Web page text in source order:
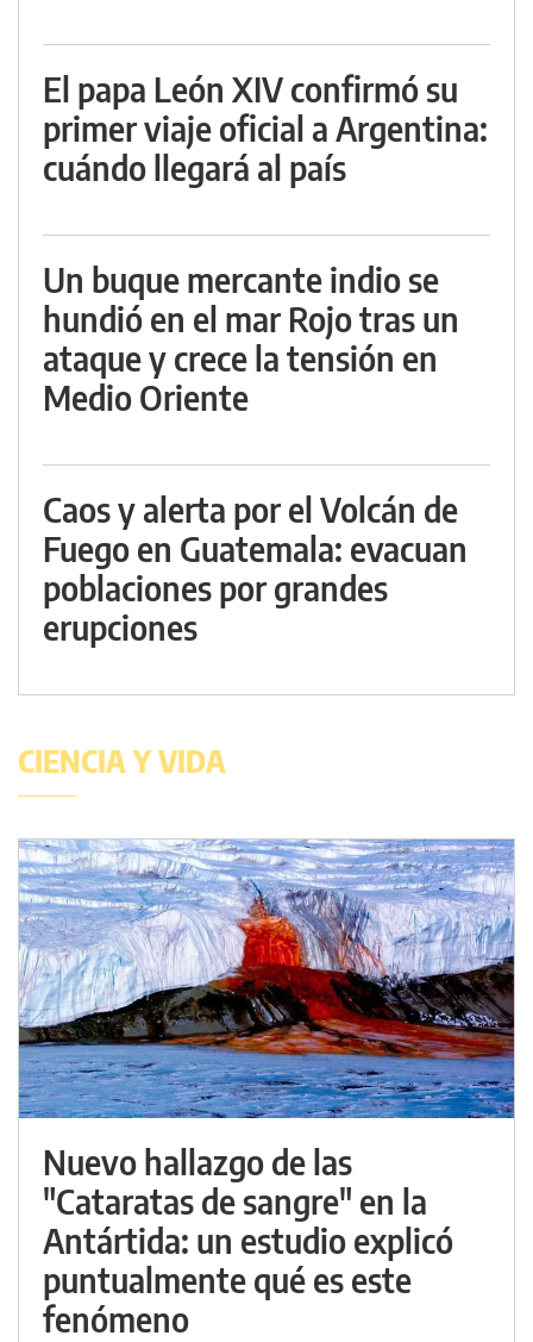
El papa León XIV confirmó su
primer viaje oficial a Argentina:
cuándo llegará al país
Un buque mercante indio se
hundió en el mar Rojo tras un
ataque y crece la tensión en
Medio Oriente
Caos y alerta por el Volcán de
Fuego en Guatemala: evacuan
poblaciones por grandes
erupciones
CIENCIA Y VIDA
Nuevo hallazgo de las
"Cataratas de sangre" en la
Antártida: un estudio explicó
puntualmente qué es este
fenómeno